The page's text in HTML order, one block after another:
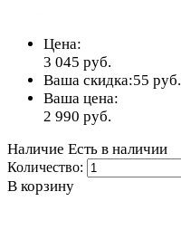
Цена:
3 045 руб.
Ваша скидка:55 руб.
Ваша цена:
2 990 руб.
Наличие Есть в наличии
Количество:
В корзину